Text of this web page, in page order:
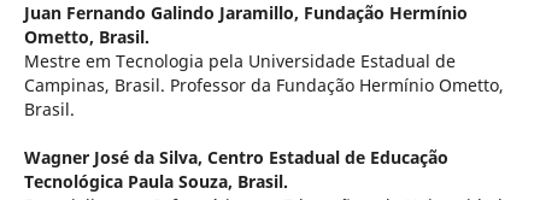
Juan Fernando Galindo Jaramillo, Fundação Hermínio
Ometto, Brasil.
Mestre em Tecnologia pela Universidade Estadual de
Campinas, Brasil. Professor da Fundação Hermínio Ometto,
Brasil.
Wagner José da Silva, Centro Estadual de Educação
Tecnológica Paula Souza, Brasil.